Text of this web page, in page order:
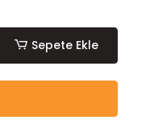
Sepete Ekle